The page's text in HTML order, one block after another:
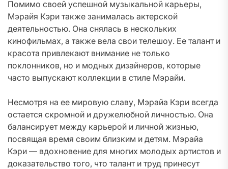
Помимо своей успешной музыкальной карьеры,
Мэрайя Кэри также занималась актерской
деятельностью. Она снялась в нескольких
кинофильмах, а также вела свои телешоу. Ее талант и
красота привлекают внимание не только
поклонников, но и модных дизайнеров, которые
часто выпускают коллекции в стиле Мэрайи.
Несмотря на ее мировую славу, Мэрайа Кэри всегда
остается скромной и дружелюбной личностью. Она
балансирует между карьерой и личной жизнью,
посвящая время своим близким и детям. Мэрайа
Кэри — вдохновение для многих молодых артистов и
доказательство того, что талант и труд принесут